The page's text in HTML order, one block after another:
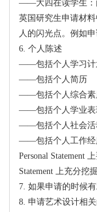
——大四在读学生：
英国研究生申请材
人的闪光点。例如
6. 个人陈述
——包括个人学习计
——包括个人简历
——包括个人综合素
——包括个人学业表
——包括个人社会活
——包括个人工作经
Personal Statement
Statement 上充分挖
7. 如果申请的时候
8. 申请艺术设计相